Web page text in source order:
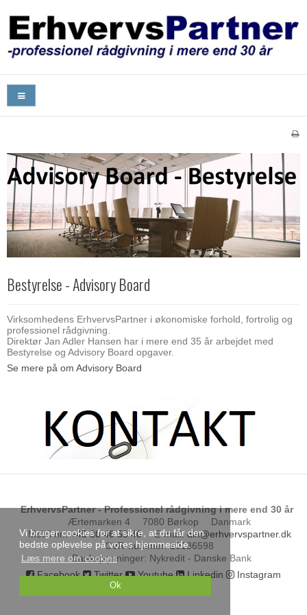
Vi bruger cookies for at sikre, at du får den
bedste oplevelse på vores hjemmeside.
Læs mere om cookies
Ok
Bestyrelse - Advisory Board
Virksomhedens ErhvervsPartner i økonomiske forhold, fortrolig og
professionel rådgivning.
Direktør Jan Adler Hansen har i mere end 35 år arbejdet med
Bestyrelse og Advisory Board opgaver.
Se mere på om Advisory Board
ErhvervsPartner - Professionel rådgivning i mere end 30 år
Ærtemarken 4
7080 Børkop
Danmark
Mobil nr.: +45 30 46 53 46 E-mail: din@erhvervspartner.dk
CVR-nummer:10136598
Bankoplysninger: Nykredit - Danske Bank
Facebook
Twitter Youtube Linkedin Instagram